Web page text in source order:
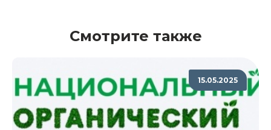
Смотрите также
15.05.2025